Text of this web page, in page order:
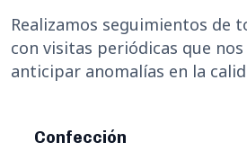
Realizamos seguimientos de
con visitas periódicas que
anticipar anomalías en la
Confección